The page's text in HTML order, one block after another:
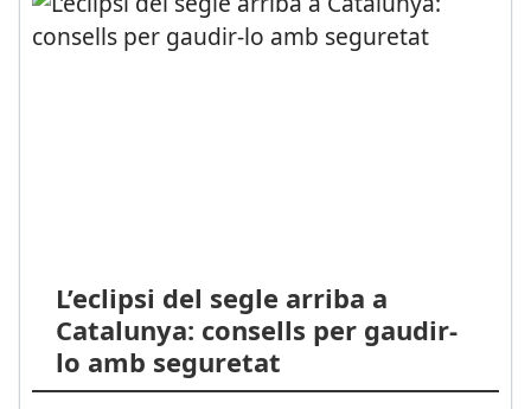
L’eclipsi del segle arriba a
Catalunya: consells per gaudir-
lo amb seguretat